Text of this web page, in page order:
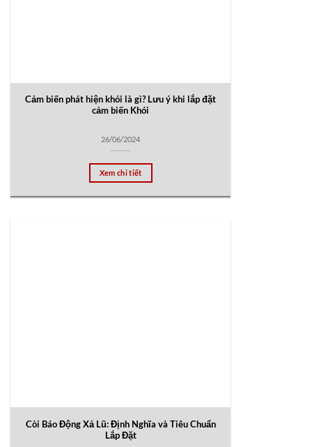
Cảm biến phát hiện khói là gì? Lưu ý khi lắp đặt
cảm biến Khói
26/06/2024
Xem chi tiết
Còi Báo Động Xả Lũ: Định Nghĩa và Tiêu Chuẩn
Lắp Đặt